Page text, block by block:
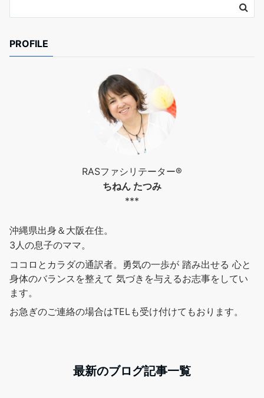
PROFILE
RASファシリテーター®︎
ちねん たつみ
***
沖縄県出身＆大阪在住。
3人の息子のママ。
ココロとカラダの通訳者。勇気の一歩が 踏み出せる 心と
身体のバランスを整えて 気づきを与えるお志事をしてい
ます。
お急ぎのご連絡の場合はTELも受け付けてもおります。
最新のブログ記事一覧